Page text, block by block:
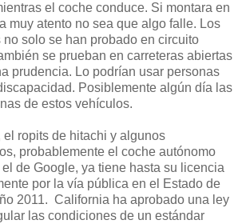
el coche conduce. Si montara en
muy atento no sea que algo falle. Los
no solo se han probado en circuito
se prueban en carreteras abiertas
prudencia. Lo podrían usar personas
Posiblemente algún día las
de estos vehículos.
el ropits de hitachi y algunos
probablemente el coche autónomo
de Google, ya tiene hasta su licencia
por la vía pública en el Estado de
2011. California ha aprobado una ley
las condiciones de un estándar